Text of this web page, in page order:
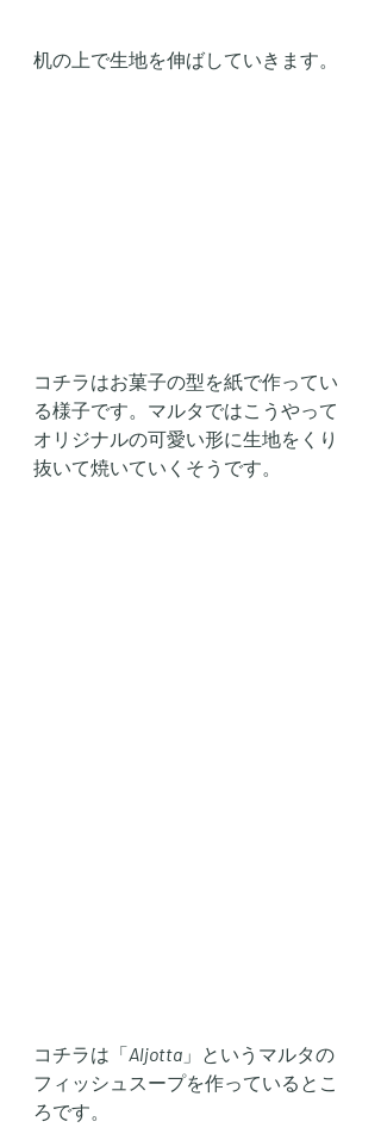
机の上で生地を伸ばしていきます。
コチラはお菓子の型を紙で作ってい
る様子です。マルタではこうやって
オリジナルの可愛い形に生地をくり
抜いて焼いていくそうです。
コチラは「Aljotta 」というマルタの
フィッシュスープを作っているとこ
ろです。